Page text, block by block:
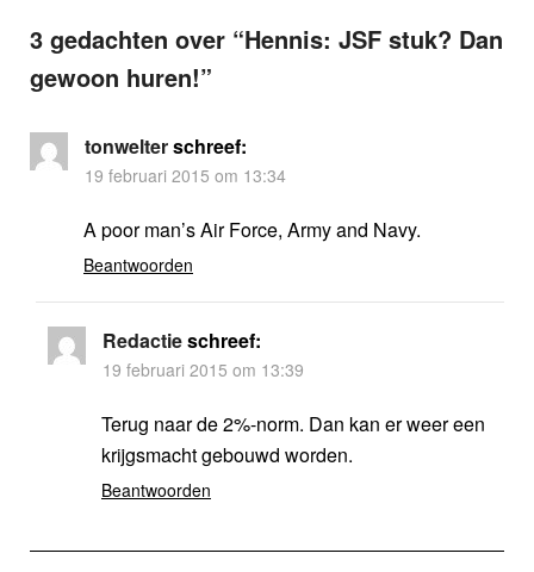
3 gedachten over “Hennis: JSF stuk? Dan
gewoon huren!”
tonwelterschreef:
19 februari 2015 om 13:34
A poor man’s Air Force, Army and Navy.
Beantwoorden
Redactieschreef:
19 februari 2015 om 13:39
Terug naar de 2%-norm. Dan kan er weer een
krijgsmacht gebouwd worden.
Beantwoorden